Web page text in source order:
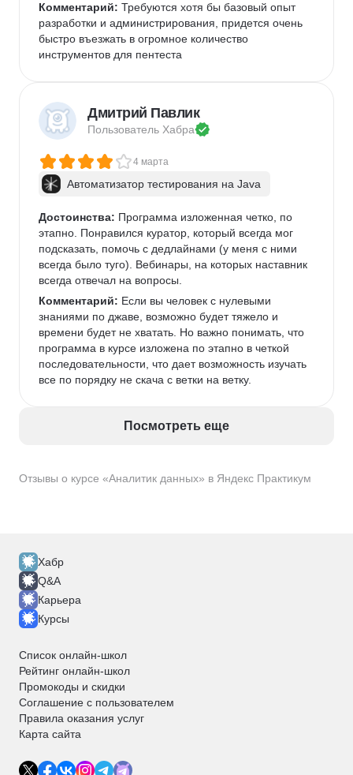
Отзывы о курсе «Аналитик данных» в Яндекс Практикум
Комментарий: Требуются хотя бы базовый опыт
разработки и администрирования, придется очень
быстро въезжать в огромное количество
инструментов для пентеста
Дмитрий Павлик
Пользователь Хабра
4 марта
Автоматизатор тестирования на Java
Достоинства: Программа изложенная четко, по
этапно. Понравился куратор, который всегда мог
подсказать, помочь с дедлайнами (у меня с ними
всегда было туго). Вебинары, на которых наставник
всегда отвечал на вопросы.
Комментарий: Если вы человек с нулевыми
знаниями по джаве, возможно будет тяжело и
времени будет не хватать. Но важно понимать, что
программа в курсе изложена по этапно в четкой
последовательности, что дает возможность изучать
все по порядку не скача с ветки на ветку.
Посмотреть еще
Хабр
Q&A
Карьера
Курсы
Список онлайн-школ
Рейтинг онлайн-школ
Промокоды и скидки
Соглашение с пользователем
Правила оказания услуг
Карта сайта